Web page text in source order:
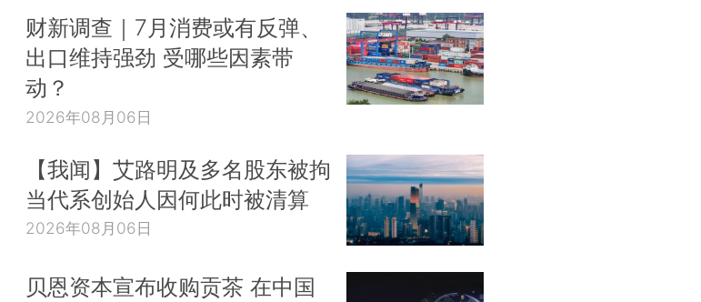
财新调查｜7月消费或有反弹、
出口维持强劲 受哪些因素带
动？
2026年08月06日
【我闻】艾路明及多名股东被拘
当代系创始人因何此时被清算
2026年08月06日
贝恩资本宣布收购贡茶 在中国